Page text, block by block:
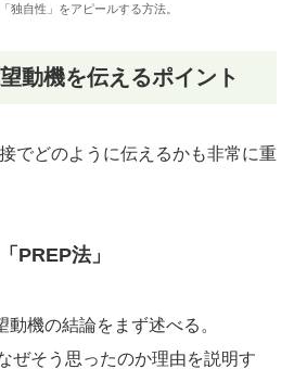
独自性」をアピールする方法。
動機を伝えるポイント
でどのように伝えるかも非常に重
PREP法」
動機の結論をまず述べる。
ぜそう思ったのか理由を説明す